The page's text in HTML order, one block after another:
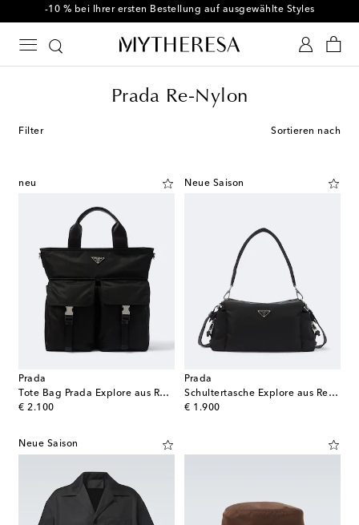
-10 % bei Ihrer ersten Bestellung auf ausgewählte Styles
Prada Re-Nylon
Filter Sortieren nach
neu
Prada
Tote Bag Prada Explore aus Re-Nylon
€ 2.100
original price
Neue Saison
Prada
Schultertasche Explore aus Re-Nylon
€ 1.900
original price
Neue Saison